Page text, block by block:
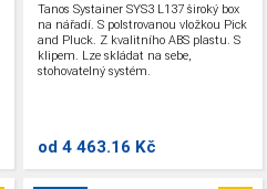
Tanos Systainer SYS3 L137 široký box
na nářadí. S polstrovanou vložkou Pick
and Pluck. Z kvalitního ABS plastu. S
klipem. Lze skládat na sebe,
stohovatelný systém.
od 4 463.16 Kč